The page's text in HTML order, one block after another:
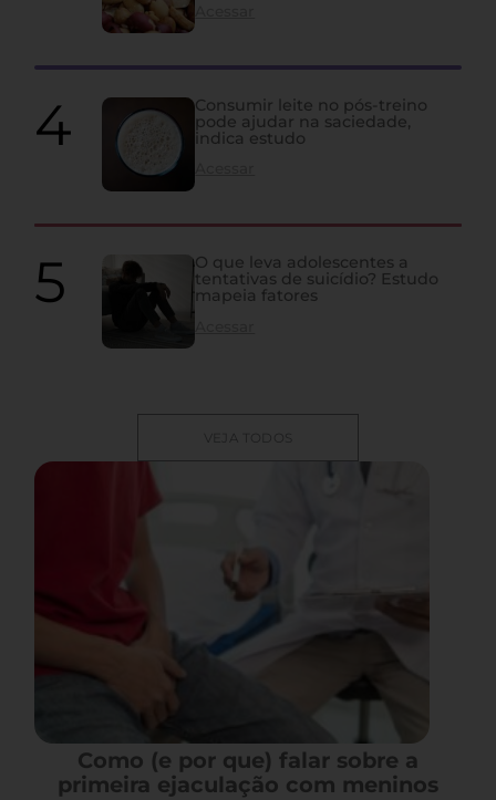
Consumir leite no pós-treino
pode ajudar na saciedade,
indica estudo
O que leva adolescentes a
tentativas de suicídio? Estudo
mapeia fatores
VEJA TODOS
Como (e por que) falar sobre a
primeira ejaculação com meninos